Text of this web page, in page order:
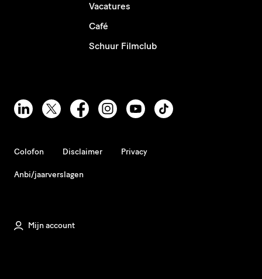
Vacatures
Café
Schuur Filmclub
Colofon Disclaimer Privacy
Anbi/jaarverslagen
Mijn account